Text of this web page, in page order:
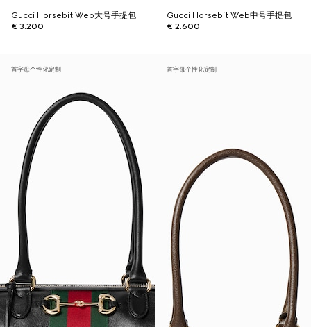
Gucci Horsebit Web大号手提包
€ 3.200
Gucci Horsebit Web中号手提包
€ 2.600
首字母个性化定制 首字母个性化定制